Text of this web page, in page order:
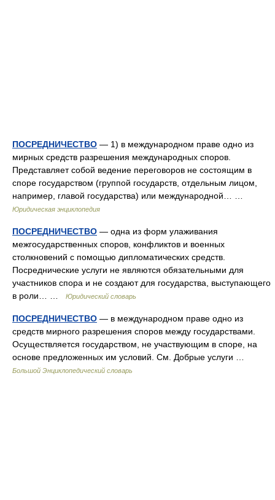
ПОСРЕДНИЧЕСТВО — 1) в международном праве одно из
мирных средств разрешения международных споров.
Представляет собой ведение переговоров не состоящим в
споре государством (группой государств, отдельным лицом,
например, главой государства) или международной… …
Юридическая энциклопедия
ПОСРЕДНИЧЕСТВО — одна из форм улаживания
межгосударственных споров, конфликтов и военных
столкновений с помощью дипломатических средств.
Посреднические услуги не являются обязательными для
участников спора и не создают для государства, выступающего
в роли… …
Юридический словарь
ПОСРЕДНИЧЕСТВО — в международном праве одно из
средств мирного разрешения споров между государствами.
Осуществляется государством, не участвующим в споре, на
основе предложенных им условий. См. Добрые услуги …
Большой Энциклопедический словарь